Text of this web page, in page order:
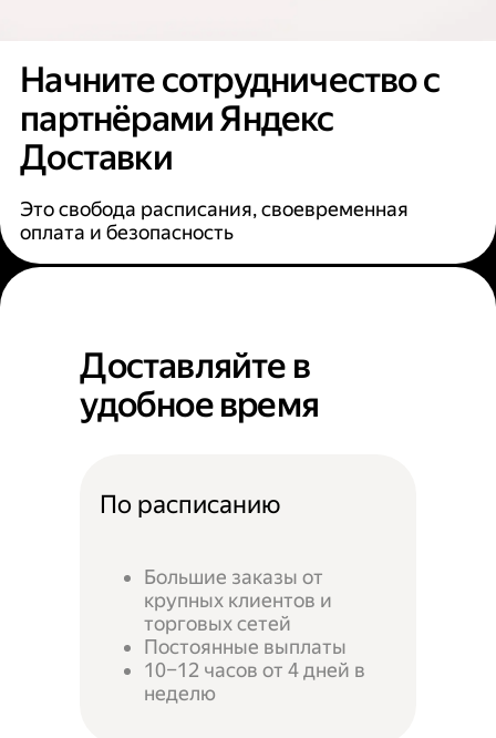
Начните сотрудничество с
партнёрами Яндекс
Доставки
Это свобода расписания, своевременная
оплата и безопасность
Доставляйте в
удобное время
По расписанию
Большие заказы от
крупных клиентов и
торговых сетей
Постоянные выплаты
10–12 часов от 4 дней в
неделю